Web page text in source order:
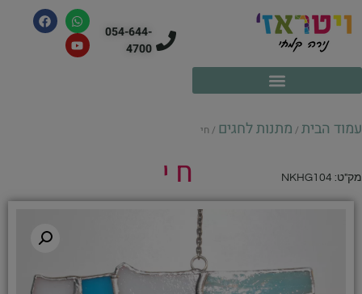
054-644-
4700
עמוד הבית / מתנות לחגים / חי
חי מק"ט: NKHG104